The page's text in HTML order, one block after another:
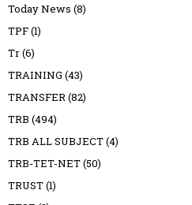
Today News (8)
TPF(1)
Tr(6)
TRAINING (43)
TRANSFER(82)
TRB (494)
TRB ALL SUBJECT(4)
TRB-TET-NET(50)
TRUST(1)